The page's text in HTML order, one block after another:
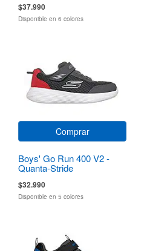
$37.990
Disponible en 6 colores
Comprar
Boys' Go Run 400 V2 -
Quanta-Stride
$32.990
Disponible en 5 colores